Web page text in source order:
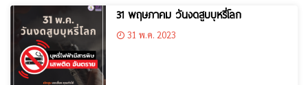
31 พฤษภาคม วันงดสูบบุหรี่โลก
31 พ.ค. 2023